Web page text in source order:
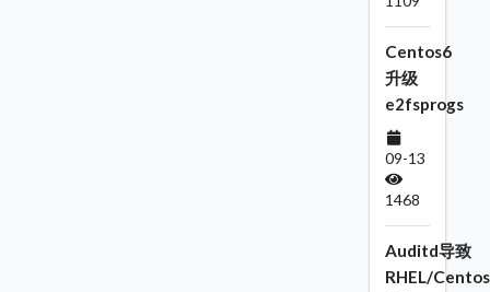
Centos6
升级
e2fsprogs
09-13
1468
Auditd导致
RHEL/Centos